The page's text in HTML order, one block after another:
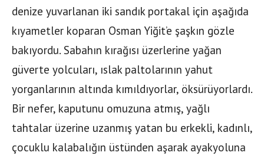
denize yuvarlanan iki sandık portakal için aşağıda
kıyametler koparan Osman Yiğit’e şaşkın gözle
bakıyordu. Sabahın kırağısı üzerlerine yağan
güverte yolcuları, ıslak paltolarının yahut
yorganlarının altında kımıldıyorlar, öksürüyorlardı.
Bir nefer, kaputunu omuzuna atmış, yağlı
tahtalar üzerine uzanmış yatan bu erkekli, kadınlı,
çocuklu kalabalığın üstünden aşarak ayakyoluna